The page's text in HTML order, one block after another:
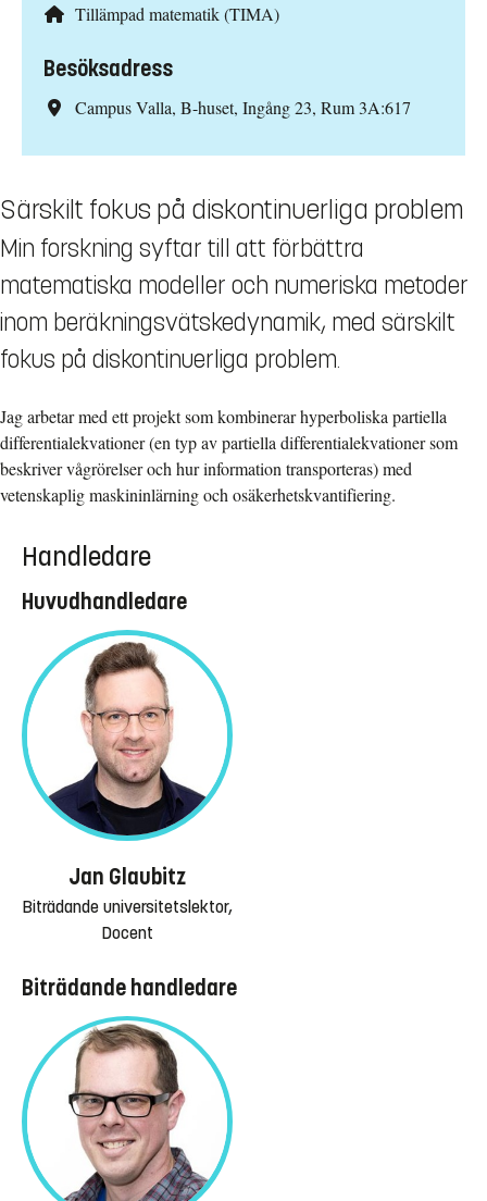
Tillämpad matematik (TIMA)
Besöksadress
Campus Valla, B-huset, Ingång 23, Rum 3A:617
Särskilt fokus på diskontinuerliga problem
Min forskning syftar till att förbättra
matematiska modeller och numeriska metoder
inom beräkningsvätskedynamik, med särskilt
fokus på diskontinuerliga problem.
Jag arbetar med ett projekt som kombinerar hyperboliska partiella
differentialekvationer (en typ av partiella differentialekvationer som
beskriver vågrörelser och hur information transporteras) med
vetenskaplig maskininlärning och osäkerhetskvantifiering.
Handledare
Huvudhandledare
Jan Glaubitz
Biträdande universitetslektor,
Docent
Biträdande handledare